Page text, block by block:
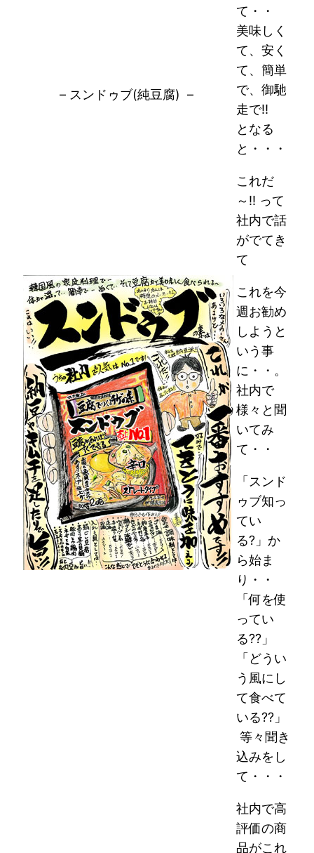
– スンドゥブ(純豆腐) –
て・・
美味しく
て、安く
て、簡単
で、御馳
走で!!
となる
と・・・
これだ
～!! って
社内で話
がでてき
て
これを今
週お勧め
しようと
いう事
に・・。
社内で
様々と聞
いてみ
て・・
「スンド
ゥブ知っ
てい
る?」か
ら始ま
り・・
「何を使
ってい
る??」
「どうい
う風にし
て食べて
いる??」
等々聞き
込みをし
て・・・
社内で高
評価の商
品がこれ